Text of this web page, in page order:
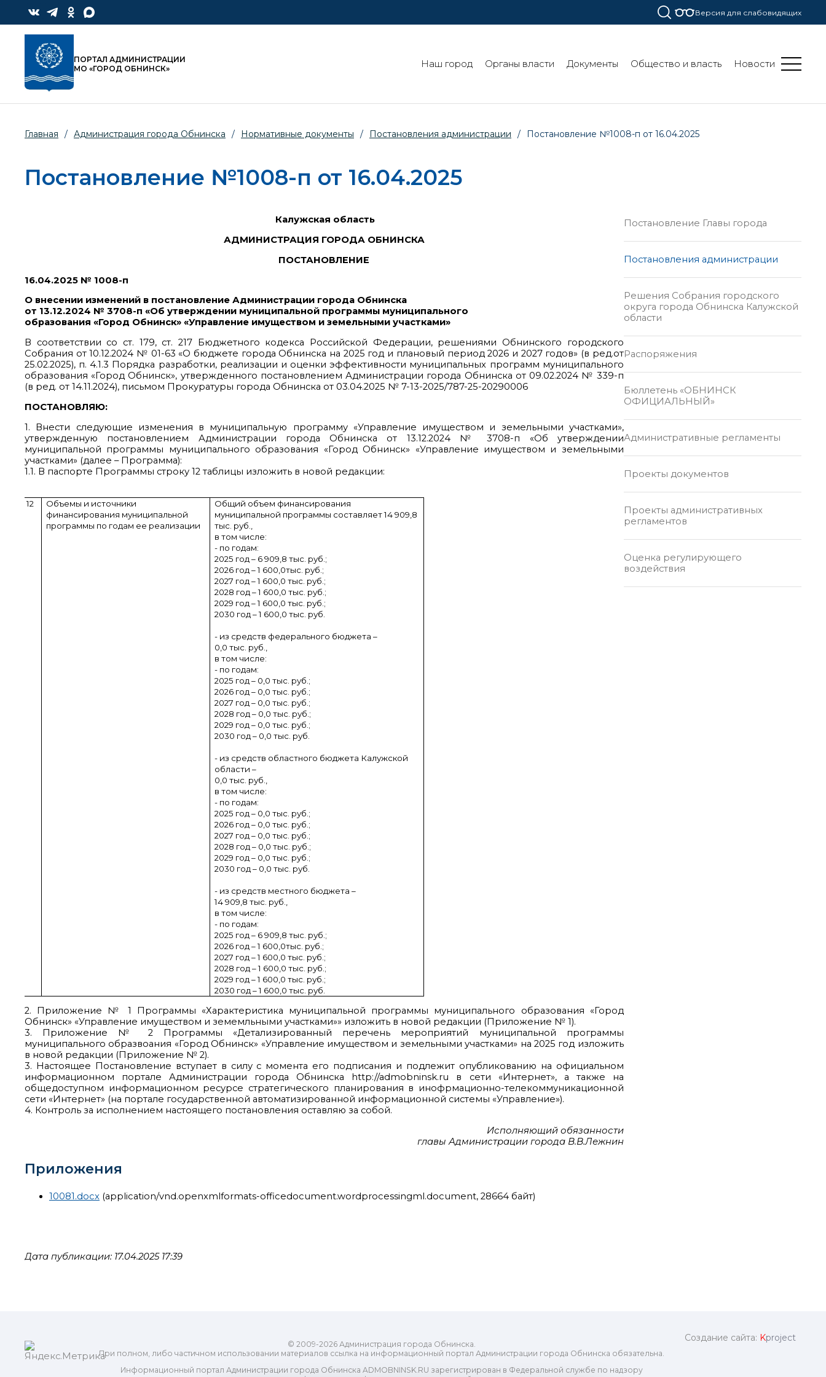
Версия для слабовидящих
ПОРТАЛ АДМИНИСТРАЦИИ
МО «ГОРОД ОБНИНСК»
Наш город Органы власти Документы Общество и власть Новости
Главная / Администрация города Обнинска / Нормативные документы / Постановления администрации / Постановление №1008-п от 16.04.2025
Постановление №1008-п от 16.04.2025
Калужская область
АДМИНИСТРАЦИЯ ГОРОДА ОБНИНСКА
ПОСТАНОВЛЕНИЕ
16.04.2025 № 1008-п
О внесении изменений в постановление Администрации города Обнинска
от 13.12.2024 № 3708-п «Об утверждении муниципальной программы муниципального
образования «Город Обнинск» «Управление имуществом и земельными участками»
В соответствии со ст. 179, ст. 217 Бюджетного кодекса Российской Федерации, решениями Обнинского городского
Собрания от 10.12.2024 № 01-63 «О бюджете города Обнинска на 2025 год и плановый период 2026 и 2027 годов» (в ред.от
25.02.2025), п. 4.1.3 Порядка разработки, реализации и оценки эффективности муниципальных программ муниципального
образования «Город Обнинск», утвержденного постановлением Администрации города Обнинска от 09.02.2024 № 339-п
(в ред. от 14.11.2024), письмом Прокуратуры города Обнинска от 03.04.2025 № 7-13-2025/787-25-20290006
ПОСТАНОВЛЯЮ:
1. Внести следующие изменения в муниципальную программу «Управление имуществом и земельными участками»,
утвержденную постановлением Администрации города Обнинска от 13.12.2024 № 3708-п «Об утверждении
муниципальной программы муниципального образования «Город Обнинск» «Управление имуществом и земельными
участками» (далее – Программа):
1.1. В паспорте Программы строку 12 таблицы изложить в новой редакции:
12
Объемы и источники
финансирования муниципальной
программы по годам ее реализации
Общий объем финансирования
муниципальной программы составляет14 909,8
тыс. руб.,
в том числе:
- по годам:
2025 год – 6 909,8 тыс. руб.;
2026 год – 1 600,0тыс. руб.;
2027 год – 1 600,0 тыс. руб.;
2028 год – 1 600,0 тыс. руб.;
2029 год – 1 600,0 тыс. руб.;
2030 год – 1 600,0 тыс. руб.
- из средств федерального бюджета –
0,0 тыс. руб.,
в том числе:
- по годам:
2025 год – 0,0 тыс. руб.;
2026 год – 0,0 тыс. руб.;
2027 год – 0,0 тыс. руб.;
2028 год – 0,0 тыс. руб.;
2029 год – 0,0 тыс. руб.;
2030 год – 0,0 тыс. руб.
- из средств областного бюджета Калужской
области –
0,0 тыс. руб.,
в том числе:
- по годам:
2025 год – 0,0 тыс. руб.;
2026 год – 0,0 тыс. руб.;
2027 год – 0,0 тыс. руб.;
2028 год – 0,0 тыс. руб.;
2029 год – 0,0 тыс. руб.;
2030 год – 0,0 тыс. руб.
- из средств местного бюджета –
14 909,8 тыс. руб.,
в том числе:
- по годам:
2025 год – 6 909,8 тыс. руб.;
2026 год – 1 600,0тыс. руб.;
2027 год – 1 600,0 тыс. руб.;
2028 год – 1 600,0 тыс. руб.;
2029 год – 1 600,0 тыс. руб.;
2030 год – 1 600,0 тыс. руб.
2. Приложение № 1 Программы «Характеристика муниципальной программы муниципального образования «Город
Обнинск» «Управление имуществом и земемльными участками»» изложить в новой редакции (Приложение № 1).
3. Приложение № 2 Программы «Детализированный перечень мероприятий муниципальной программы
муниципального образвоания «Город Обнинск» «Управление имуществом и земельными участками» на 2025 год изложить
в новой редакции (Приложение № 2).
3. Настоящее Постановление вступает в силу с момента его подписания и подлежит опубликованию на официальном
информационном портале Администрации города Обнинска http://admobninsk.ru в сети «Интернет», а также на
общедоступном информационном ресурсе стратегического планирования в инофрмационно-телекоммуникационной
сети «Интернет» (на портале государственной автоматизированной информационной системы «Управление»).
4. Контроль за исполнением настоящего постановления оставляю за собой.
Исполняющий обязанности
главы Администрации города В.В.Лежнин
Приложения
10081.docx (application/vnd.openxmlformats-officedocument.wordprocessingml.document, 28664 байт)
Дата публикации: 17.04.2025 17:39
Постановление Главы города
Постановления администрации
Решения Собрания городского
округа города Обнинска Калужской
области
Распоряжения
Бюллетень «ОБНИНСК
ОФИЦИАЛЬНЫЙ»
Административные регламенты
Проекты документов
Проекты административных
регламентов
Оценка регулирующего
воздействия
© 2009-2026 Администрация города Обнинска.
При полном, либо частичном использовании материалов ссылка на информационный портал Администрации города Обнинска обязательна.
Информационный портал Администрации города Обнинска ADMOBNINSK.RU зарегистрирован в Федеральной службе по надзору
Создание сайта: Kproject